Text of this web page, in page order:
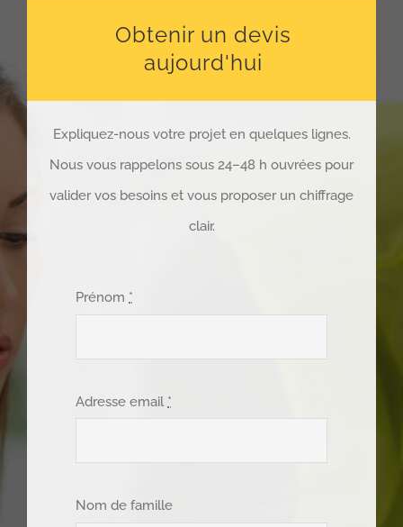
Obtenir un devis
aujourd'hui
Expliquez-nous votre projet en quelques lignes.
Nous vous rappelons sous 24–48 h ouvrées pour
valider vos besoins et vous proposer un chiffrage
clair.
Prénom *
Adresse email *
Nom de famille